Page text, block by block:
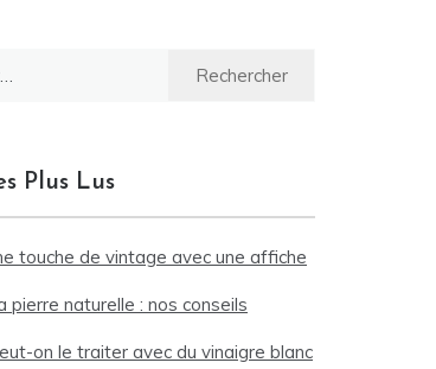
Plus Lus
touche de vintage avec une affiche
pierre naturelle : nos conseils
on le traiter avec du vinaigre blanc